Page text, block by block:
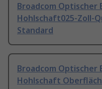
Broadcom Optischer
Hohlschaft025-Zoll-
Standard
Broadcom Optischer
Hohlschaft